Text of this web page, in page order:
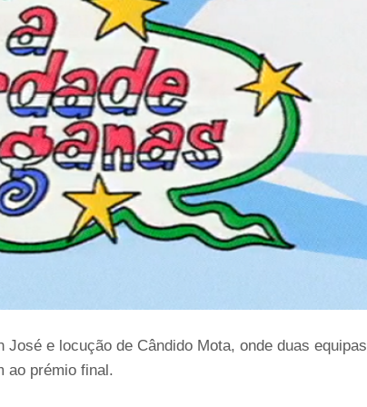
e locução de Cândido Mota, onde duas equipas
ao prémio final.